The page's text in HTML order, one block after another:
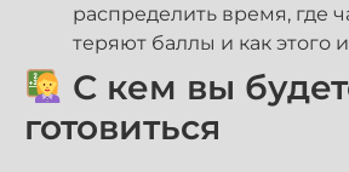
распределить время, где
теряют баллы и как этого
С кем вы
готовиться